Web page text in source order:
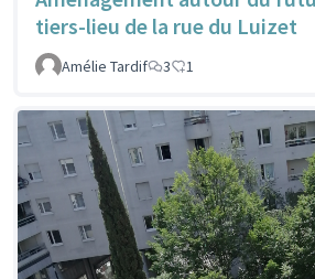
tiers-lieu de la rue du Luizet
Amélie Tardif
3 1